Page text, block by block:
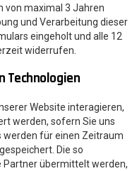
von maximal 3 Jahren
und Verarbeitung dieser
eingeholt und alle 12
widerrufen.
Technologien
Website interagieren,
werden, sofern Sie uns
werden für einen Zeitraum
Die so
Partner übermittelt werden,